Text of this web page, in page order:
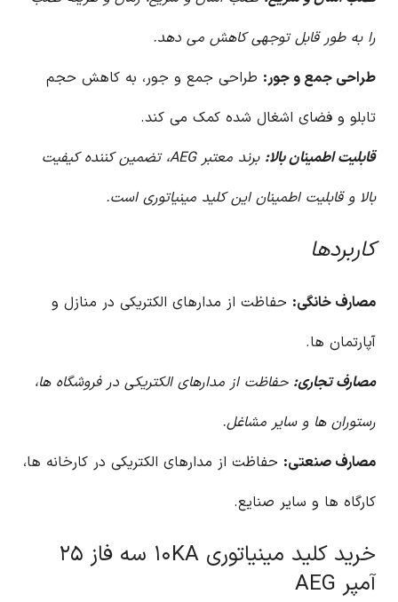
را به طور قابل توجهی کاهش می دهد.
طراحی جمع و جور: طراحی جمع و جور، به کاهش حجم
تابلو و فضای اشغال شده کمک می کند.
قابلیت اطمینان بالا:
برند معتبر AEG، تضمین کننده کیفیت
بالا و قابلیت اطمینان این کلید مینیاتوری است.
کاربردها
مصارف خانگی: حفاظت از مدارهای الکتریکی در منازل و
آپارتمان ها.
مصارف تجاری: حفاظت از مدارهای الکتریکی در فروشگاه ها،
رستوران ها و سایر مشاغل.
مصارف صنعتی: حفاظت از مدارهای الکتریکی در کارخانه ها،
کارگاه ها و سایر صنایع.
خرید کلید مینیاتوری ۱۰KA سه فاز ۲۵
آمپر AEG